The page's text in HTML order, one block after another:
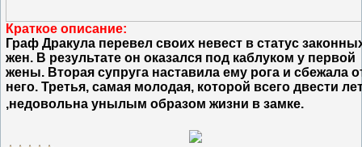
Краткое описание:
Граф Дракула перевел своих невест в статус
жен. В результате он оказался под каблуком у первой
жены. Вторая супруга наставила ему рога и сбежала
него. Третья, самая молодая, которой всего двести
,недовольна унылым образом жизни в замке.